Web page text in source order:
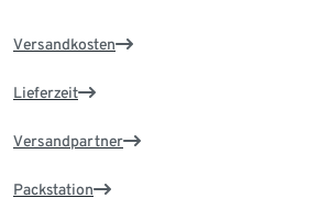
Versandkosten
Lieferzeit
Versandpartner
Packstation